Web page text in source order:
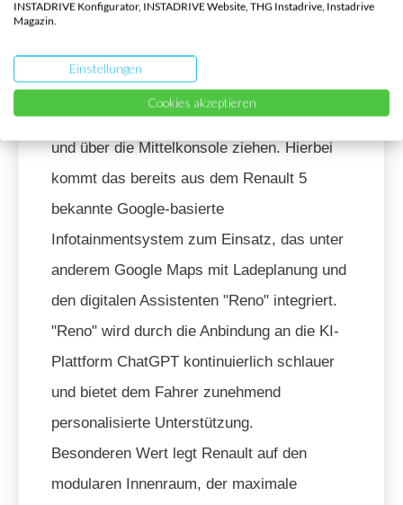
Electric kombiniert moderne Technologien
mit praktischen Lösungen für den Alltag.
Das digitale Cockpit verfügt über kompakte
Bildschirme, die sich hinter dem Lenkrad
und über die Mittelkonsole ziehen. Hierbei
kommt das bereits aus dem Renault 5
bekannte Google-basierte
Infotainmentsystem zum Einsatz, das unter
anderem Google Maps mit Ladeplanung und
den digitalen Assistenten "Reno" integriert.
"Reno" wird durch die Anbindung an die KI-
Plattform ChatGPT kontinuierlich schlauer
und bietet dem Fahrer zunehmend
personalisierte Unterstützung.
Besonderen Wert legt Renault auf den
modularen Innenraum, der maximale
INSTADRIVE Konfigurator, INSTADRIVE Website, THG Instadrive, Instadrive
Magazin.
Einstellungen
Cookies akzeptieren